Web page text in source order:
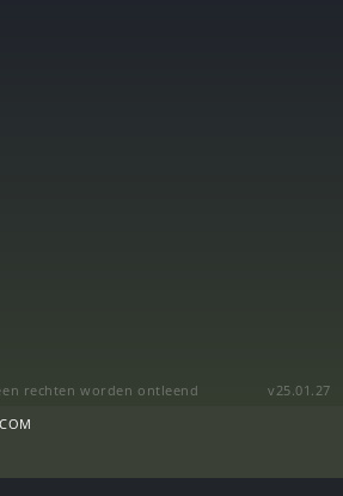
rechten worden ontleend
v25.01.27